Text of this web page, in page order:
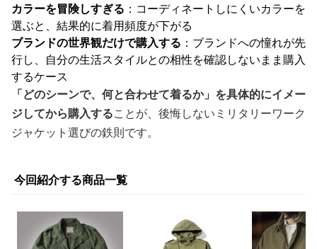
カラーを冒険しすぎる ：コーディネートしにくいカラーを
選ぶと、結果的に着用頻度が下がる
ブランドの世界観だけで購入する ：ブランドへの憧れが先
行し、自分の生活スタイルとの相性を確認しないまま購入
するケース
「どのシーンで、何と合わせて着るか」を具体的にイメー
ジしてから購入することが、後悔しないミリタリーワーク
ジャケット選びの鉄則です。
今回紹介する商品一覧